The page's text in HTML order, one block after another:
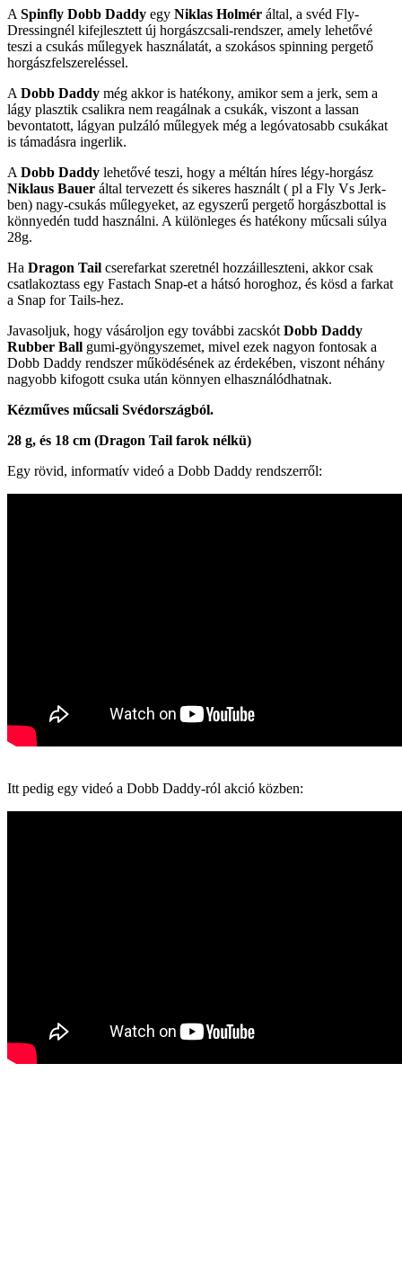
A Spinfly Dobb Daddy egy Niklas Holmér által, a svéd Fly-
Dressingnél kifejlesztett új horgászcsali-rendszer, amely lehetővé
teszi a csukás műlegyek használatát, a szokásos spinning pergető
horgászfelszereléssel.
A Dobb Daddy még akkor is hatékony, amikor sem a jerk, sem a
lágy plasztik csalikra nem reagálnak a csukák, viszont a lassan
bevontatott, lágyan pulzáló műlegyek még a legóvatosabb csukákat
is támadásra ingerlik.
A Dobb Daddy lehetővé teszi, hogy a méltán híres légy-horgász
Niklaus Bauer által tervezett és sikeres használt ( pl a Fly Vs Jerk-
ben) nagy-csukás műlegyeket, az egyszerű pergető horgászbottal is
könnyedén tudd használni. A különleges és hatékony műcsali súlya
28g.
Ha Dragon Tail cserefarkat szeretnél hozzáilleszteni, akkor csak
csatlakoztass egy Fastach Snap-et a hátsó horoghoz, és kösd a farkat
a Snap for Tails-hez.
Javasoljuk, hogy vásároljon egy további zacskót Dobb Daddy
Rubber Ball gumi-gyöngyszemet, mivel ezek nagyon fontosak a
Dobb Daddy rendszer működésének az érdekében, viszont néhány
nagyobb kifogott csuka után könnyen elhasználódhatnak.
Kézműves műcsali Svédországból.
28 g, és 18 cm (Dragon Tail farok nélkü)
Egy rövid, informatív videó a Dobb Daddy rendszerről:
Itt pedig egy videó a Dobb Daddy-ról akció közben: